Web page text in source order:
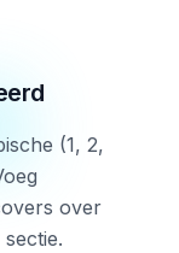
(1, 2,
over